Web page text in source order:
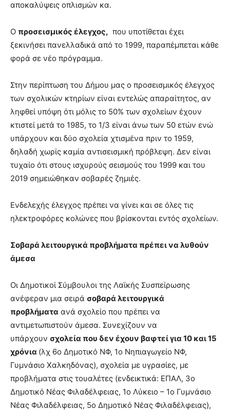
αποκαλύψεις οπλισμών κα.
Ο προσεισμικός έλεγχος, που υποτίθεται έχει
ξεκινήσει πανελλαδικά από το 1999, παραπέμπεται κάθε
φορά σε νέο πρόγραμμα.
Στην περίπτωση του Δήμου μας ο προσεισμικός έλεγχος
των σχολικών κτηρίων είναι εντελώς απαραίτητος, αν
ληφθεί υπόψη ότι μόλις το 50% των σχολείων έχουν
κτιστεί μετά το 1985, το 1/3 είναι άνω των 50 ετών ενώ
υπάρχουν και δύο σχολεία χτισμένα πριν το 1959,
δηλαδή χωρίς καμία αντισεισμική πρόβλεψη. Δεν είναι
τυχαίο ότι στους ισχυρούς σεισμούς του 1999 και του
2019 σημειώθηκαν σοβαρές ζημιές.
Ενδελεχής έλεγχος πρέπει να γίνει και σε όλες τις
ηλεκτροφόρες κολώνες που βρίσκονται εντός σχολείων.
Σοβαρά λειτουργικά προβλήματα πρέπει να λυθούν
άμεσα
Οι Δημοτικοί Σύμβουλοι της Λαϊκής Συσπείρωσης
ανέφεραν μια σειρά σοβαρά λειτουργικά
προβλήματα ανά σχολείο που πρέπει να
αντιμετωπιστούν άμεσα. Συνεχίζουν να
υπάρχουν σχολεία που δεν έχουν βαφτεί για 10 και 15
χρόνια (λχ 6ο Δημοτικό ΝΦ, 1ο Νηπιαγωγείο ΝΦ,
Γυμνάσιο Χαλκηδόνας), σχολεία με υγρασίες, με
προβλήματα στις τουαλέτες (ενδεικτικά: ΕΠΑΛ, 3ο
Δημοτικό Νέας Φιλαδέλφειας, 1ο Λύκειο – 1ο Γυμνάσιο
Νέας Φιλαδέλφειας, 5ο Δημοτικό Νέας Φιλαδέλφειας),